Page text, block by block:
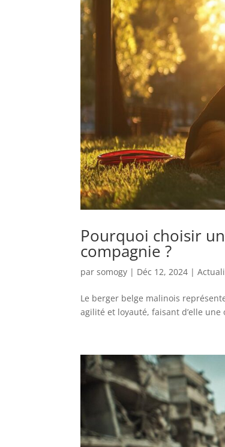
Pourquoi choisir
compagnie ?
parsomogy | Déc 12, 2024 |
Le berger belge malinois
agilité et loyauté, faisant d’elle